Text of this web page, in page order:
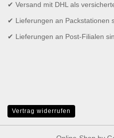
✔ Versand mit DHL als
✔ Lieferungen an Packstationen
✔ Lieferungen an Post-Filialen
Vertrag widerrufen